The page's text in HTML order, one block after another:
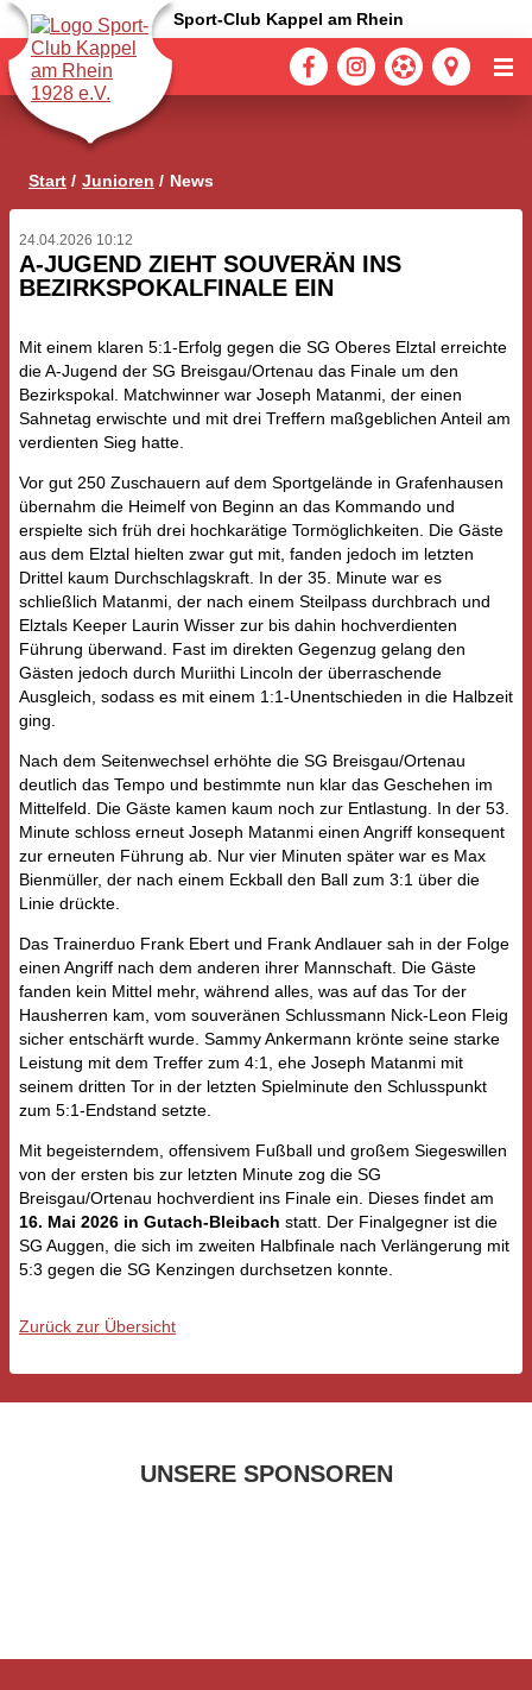
Sport-Club Kappel am Rhein
Start Junioren News
24.04.2026 10:12
A-JUGEND ZIEHT SOUVERÄN INS
BEZIRKSPOKALFINALE EIN
Mit einem klaren 5:1-Erfolg gegen die SG Oberes Elztal erreichte
die A‑Jugend der SG Breisgau/Ortenau das Finale um den
Bezirkspokal. Matchwinner war Joseph Matanmi, der einen
Sahnetag erwischte und mit drei Treffern maßgeblichen Anteil am
verdienten Sieg hatte.
Vor gut 250 Zuschauern auf dem Sportgelände in Grafenhausen
übernahm die Heimelf von Beginn an das Kommando und
erspielte sich früh drei hochkarätige Tormöglichkeiten. Die Gäste
aus dem Elztal hielten zwar gut mit, fanden jedoch im letzten
Drittel kaum Durchschlagskraft. In der 35. Minute war es
schließlich Matanmi, der nach einem Steilpass durchbrach und
Elztals Keeper Laurin Wisser zur bis dahin hochverdienten
Führung überwand. Fast im direkten Gegenzug gelang den
Gästen jedoch durch Muriithi Lincoln der überraschende
Ausgleich, sodass es mit einem 1:1-Unentschieden in die Halbzeit
ging.
Nach dem Seitenwechsel erhöhte die SG Breisgau/Ortenau
deutlich das Tempo und bestimmte nun klar das Geschehen im
Mittelfeld. Die Gäste kamen kaum noch zur Entlastung. In der 53.
Minute schloss erneut Joseph Matanmi einen Angriff konsequent
zur erneuten Führung ab. Nur vier Minuten später war es Max
Bienmüller, der nach einem Eckball den Ball zum 3:1 über die
Linie drückte.
Das Trainerduo Frank Ebert und Frank Andlauer sah in der Folge
einen Angriff nach dem anderen ihrer Mannschaft. Die Gäste
fanden kein Mittel mehr, während alles, was auf das Tor der
Hausherren kam, vom souveränen Schlussmann Nick‑Leon Fleig
sicher entschärft wurde. Sammy Ankermann krönte seine starke
Leistung mit dem Treffer zum 4:1, ehe Joseph Matanmi mit
seinem dritten Tor in der letzten Spielminute den Schlusspunkt
zum 5:1-Endstand setzte.
Mit begeisterndem, offensivem Fußball und großem Siegeswillen
von der ersten bis zur letzten Minute zog die SG
Breisgau/Ortenau hochverdient ins Finale ein. Dieses findet am
16. Mai 2026 in Gutach‑Bleibach statt. Der Finalgegner ist die
SG Auggen, die sich im zweiten Halbfinale nach Verlängerung mit
5:3 gegen die SG Kenzingen durchsetzen konnte.
Zurück zur Übersicht
UNSERE SPONSOREN